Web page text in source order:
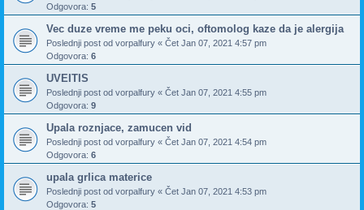
Odgovora: 5
Vec duze vreme me peku oci, oftomolog kaze da je alergija
Poslednji post od vorpalfury « Čet Jan 07, 2021 4:57 pm
Odgovora: 6
UVEITIS
Poslednji post od vorpalfury « Čet Jan 07, 2021 4:55 pm
Odgovora: 9
Upala roznjace, zamucen vid
Poslednji post od vorpalfury « Čet Jan 07, 2021 4:54 pm
Odgovora: 6
upala grlica materice
Poslednji post od vorpalfury « Čet Jan 07, 2021 4:53 pm
Odgovora: 5